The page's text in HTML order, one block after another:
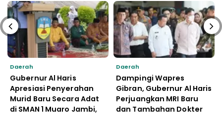
Daerah
Gubernur Al Haris
Apresiasi Penyerahan
Murid Baru Secara Adat
di SMAN 1 Muaro Jambi,
Daerah
Dampingi Wapres
Gibran, Gubernur Al Haris
Perjuangkan MRI Baru
dan Tambahan Dokter